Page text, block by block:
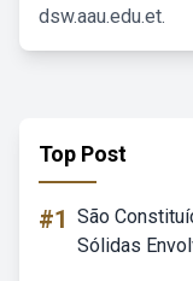
dsw.aau.edu.et.
Top Post
#1 São
Sólidas